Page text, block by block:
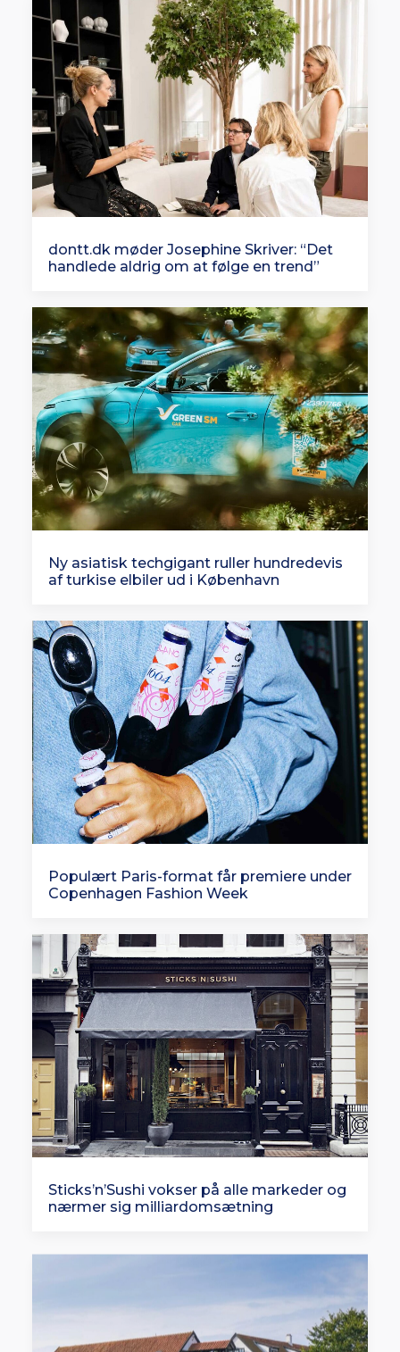
dontt.dk møder Josephine Skriver: “Det
handlede aldrig om at følge en trend”
Ny asiatisk techgigant ruller hundredevis
af turkise elbiler ud i København
Populært Paris-format får premiere under
Copenhagen Fashion Week
Sticks’n’Sushi vokser på alle markeder og
nærmer sig milliardomsætning